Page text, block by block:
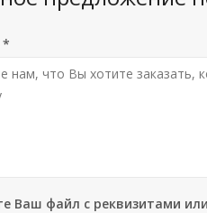
*
Ваш файл с реквизитами